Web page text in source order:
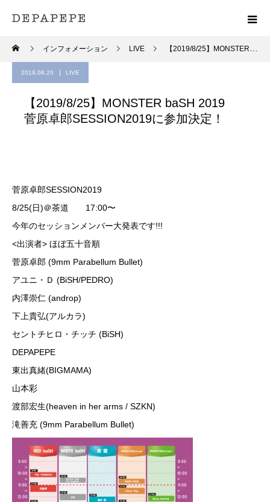
インフォメーション LIVE 【2019/8/25】MONSTER baSH 2019 菅原卓郎SESSION2019に参加決定！
2019.08.20 LIVE
【2019/8/25】MONSTER baSH 2019
菅原卓郎SESSION2019に参加決定！
菅原卓郎SESSION2019
8/25(日)＠茶道 17:00〜
今年のセッションメンバー大発表です!!!
<出演者> ほぼ五十音順
菅原卓郎 (9mm Parabellum Bullet)
アユニ・Ｄ (BiSH/PEDRO)
内澤崇仁 (androp)
下上貴弘(アルカラ)
セントチヒロ・チッチ (BiSH)
DEPAPEPE
東出真緒(BIGMAMA)
山本彩
渡部宏生(heaven in her arms / SZKN)
滝善充 (9mm Parabellum Bullet)